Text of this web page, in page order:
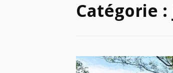
Catégorie :